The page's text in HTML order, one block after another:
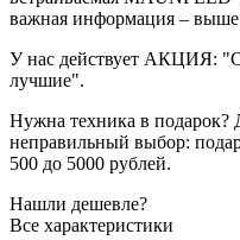
важная информация – выше
У нас действует АКЦИЯ:
лучшие".
Нужна техника в подарок?
неправильный выбор:
500 до 5000 рублей.
Нашли дешевле?
Все характеристики